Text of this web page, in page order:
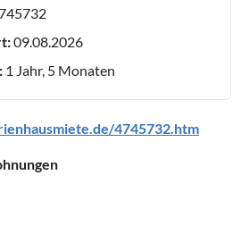
09.08.2026
1 Jahr, 5 Monaten
4745732.htm